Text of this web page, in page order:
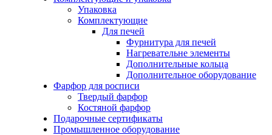
Упаковка
Комплектующие
Для печей
Фурнитура для печей
Нагревательне элементы
Дополнительные кольца
Дополнительное оборудование
Фарфор для росписи
Твердый фарфор
Костяной фарфор
Подарочные сертификаты
Промышленное оборудование